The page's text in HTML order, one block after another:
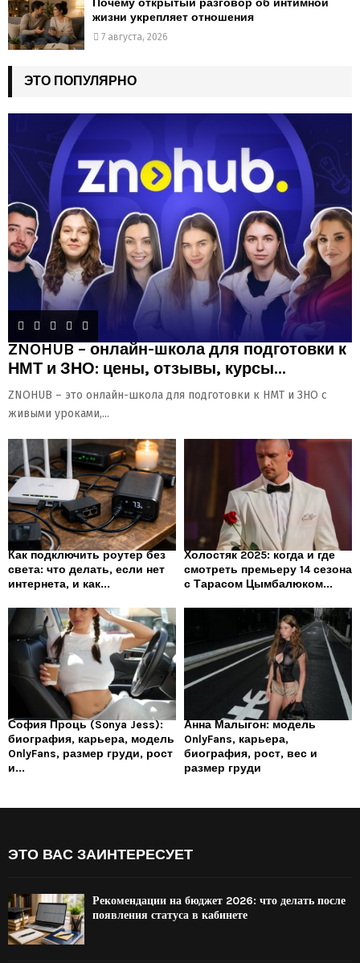
Почему открытый разговор об интимной
жизни укрепляет отношения
7 августа, 2026
ЭТО ПОПУЛЯРНО
ZNOHUB – онлайн-школа для подготовки к
НМТ и ЗНО: цены, отзывы, курсы...
ZNOHUB – это онлайн-школа для подготовки к НМТ и ЗНО с
живыми уроками,...
Как подключить роутер без
света: что делать, если нет
интернета, и как...
Холостяк 2025: когда и где
смотреть премьеру 14 сезона
с Тарасом Цымбалюком...
София Проць (Sonya Jess):
биография, карьера, модель
OnlyFans, размер груди, рост
и...
Анна Малыгон: модель
OnlyFans, карьера,
биография, рост, вес и
размер груди
ЭТО ВАС ЗАИНТЕРЕСУЕТ
Рекомендации на бюджет 2026: что делать после
появления статуса в кабинете